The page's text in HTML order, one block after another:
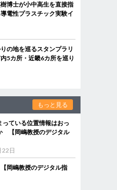
博士が小中高生を直接指
電性プラスチック実験イ
の地を巡るスタンプラリ
5カ所・近畿6カ所を巡り
もっと見る
っている位置情報はおっ
【岡嶋教授のデジタル
日
岡嶋教授のデジタル指